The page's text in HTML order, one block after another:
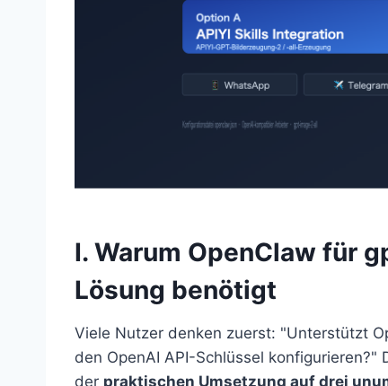
I. Warum OpenClaw für
Lösung benötigt
Viele Nutzer denken zuerst: "Unterstützt
den OpenAI API-Schlüssel
der praktischen Umsetzung auf drei